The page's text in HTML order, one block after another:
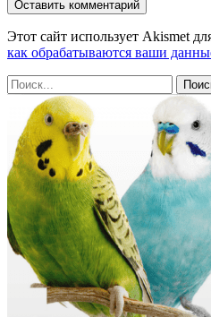
Этот сайт использует Akismet
как обрабатываются ваши